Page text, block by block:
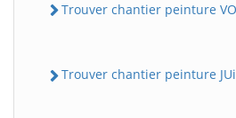
Trouver chantier peinture
Trouver chantier peinture